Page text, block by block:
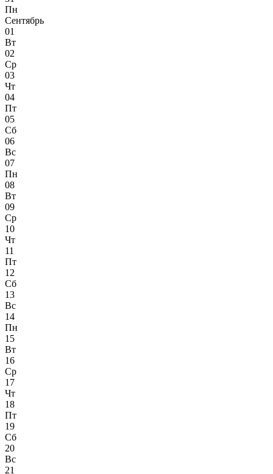
Пн
Сентябрь
01
Вт
02
Ср
03
Чт
04
Пт
05
Сб
06
Вс
07
Пн
08
Вт
09
Ср
10
Чт
11
Пт
12
Сб
13
Вс
14
Пн
15
Вт
16
Ср
17
Чт
18
Пт
19
Сб
20
Вс
21